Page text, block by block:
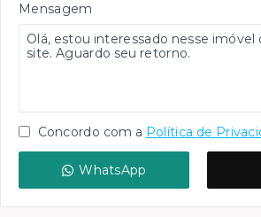
Mensagem
Concordo com a Política de
WhatsApp